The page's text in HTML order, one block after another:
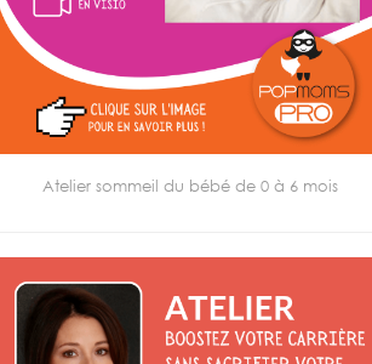
Atelier sommeil du bébé de 0 à 6 mois